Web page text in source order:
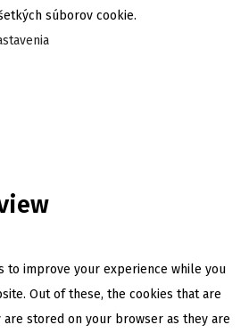
súborov cookie.
to improve your experience while you
Out of these, the cookies that are
are stored on your browser as they are